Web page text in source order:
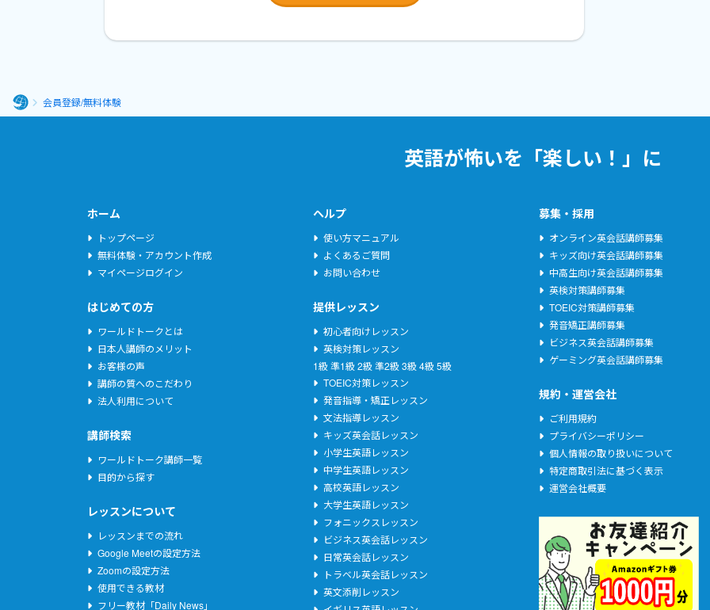
る場合、甲は、当該変更内容を乙にEメールにより通知するものとし、当該通知後に乙が
本サービスを利用した場合、乙は、本規約の変更に同意したものとみなします。
本サービスの利用を希望する者は、ZoomまたはGoogleMeetをインストールし、甲が定め
る所定の方法により、ユーザー登録を行うものとします。
ユーザー登録に際しては、自己の通信環境がサービスの利用に適していることをご確認く
ユーザー登録をした者（登録を前提に仮登録した者も含む）は、ユーザー登録を行なった
時点で本規約の内容を承諾したものとみなします。
ユーザー登録は一人１回のみとし、同様に無料体験期間も一人１回のみの利用とします。
同一人物による複数登録による無料体験期間の不正利用が発覚した場合、甲から乙に損害
金を請求し、乙は支払うものとします。
本サービスへのユーザー登録希望者が以下のいずれかの項目に該当する場合、甲は登録を
承認しない場合があります。
（1）既存の登録者が他の名称で登録しようとした場合
（2）入会申込の際の申告事項に虚偽、誤記または記入もれがあった場合
（3）本サービスの円滑な運営を妨げる恐れがある場合
（4）過去において甲より除名処分を受けたことがある場合
（5）上記以外の理由で、入会に際し不適当であると甲が判断した場合
会員登録/無料体験
英語が怖いを「楽しい！」に
ホーム
トップページ
無料体験・アカウント作成
マイページログイン
はじめての方
ワールドトークとは
日本人講師のメリット
お客様の声
講師の質へのこだわり
法人利用について
講師検索
ワールドトーク講師一覧
目的から探す
レッスンについて
レッスンまでの流れ
Google Meetの設定方法
Zoomの設定方法
使用できる教材
フリー教材「Daily News」
ヘルプ
使い方マニュアル
よくあるご質問
お問い合わせ
提供レッスン
初心者向けレッスン
英検対策レッスン
1級 準1級 2級 準2級 3級 4級 5級
TOEIC対策レッスン
発音指導・矯正レッスン
文法指導レッスン
キッズ英会話レッスン
小学生英語レッスン
中学生英語レッスン
高校英語レッスン
大学生英語レッスン
フォニックスレッスン
ビジネス英会話レッスン
日常英会話レッスン
トラベル英会話レッスン
英文添削レッスン
募集・採用
オンライン英会話講師募集
キッズ向け英会話講師募集
中高生向け英会話講師募集
英検対策講師募集
TOEIC対策講師募集
発音矯正講師募集
ビジネス英会話講師募集
ゲーミング英会話講師募集
規約・運営会社
ご利用規約
プライバシーポリシー
個人情報の取り扱いについて
特定商取引法に基づく表示
運営会社概要